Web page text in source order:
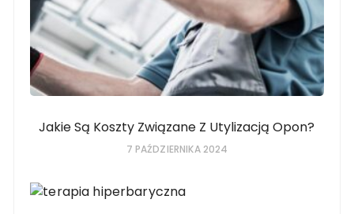
Jakie Są Koszty Związane Z Utylizacją Opon?
7 PAŹDZIERNIKA 2024